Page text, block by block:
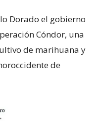
Dorado el gobierno
Cóndor, una
de marihuana y
de